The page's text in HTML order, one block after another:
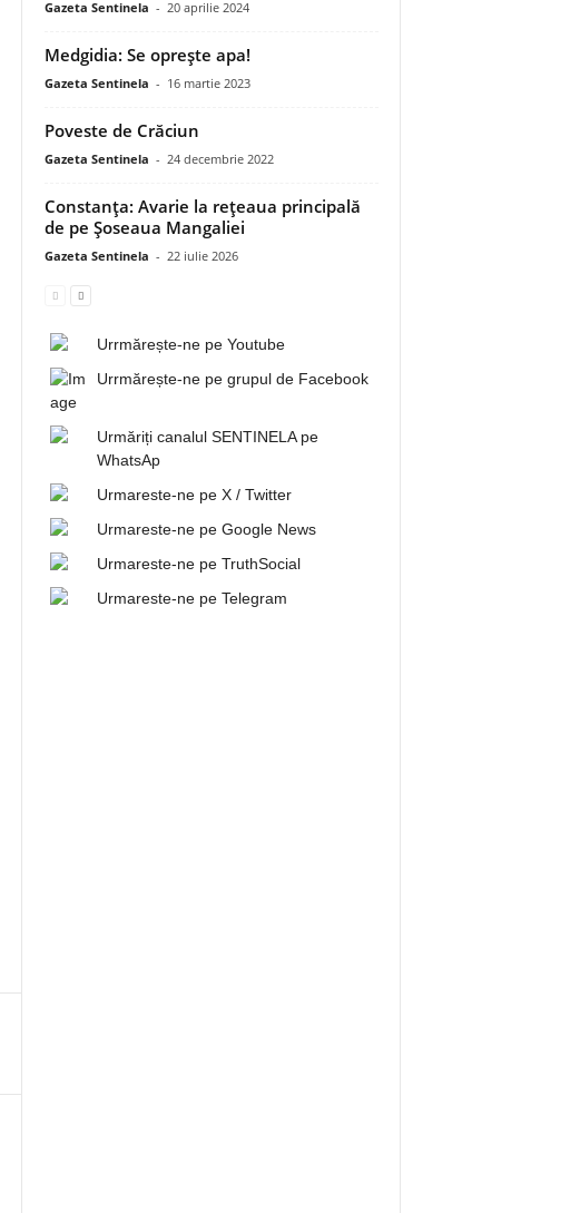
Gazeta Sentinela - 20 aprilie 2024
Medgidia: Se oprește apa!
Gazeta Sentinela - 16 martie 2023
Poveste de Crăciun
Gazeta Sentinela - 24 decembrie 2022
Constanța: Avarie la rețeaua principală
de pe Șoseaua Mangaliei
Gazeta Sentinela - 22 iulie 2026
Urrmărește-ne pe Youtube
Urrmărește-ne pe grupul de Facebook
Urmăriți canalul SENTINELA pe
WhatsAp
Urmareste-ne pe X / Twitter
Urmareste-ne pe Google News
Urmareste-ne pe TruthSocial
Urmareste-ne pe Telegram